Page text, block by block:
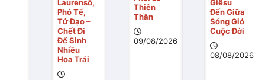
Laurensô,
Phó Tế,
Tử Đạo –
Chết Đi
Để Sinh
Nhiều
Hoa Trái
Thiên
Thần
09/08/2026
Giêsu
Đến Giữa
Sóng Gió
Cuộc Đời
08/08/2026